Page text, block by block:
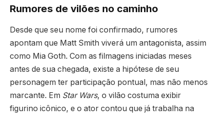
Rumores de vilões no caminho
Desde que seu nome foi confirmado, rumores
apontam que Matt Smith viverá um antagonista, assim
como Mia Goth. Com as filmagens iniciadas meses
antes de sua chegada, existe a hipótese de seu
personagem ter participação pontual, mas não menos
marcante. Em Star Wars, o vilão costuma exibir
figurino icônico, e o ator contou que já trabalha na